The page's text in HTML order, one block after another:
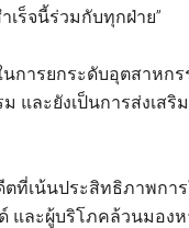
เร็จนี้ร่วมกับทุกฝ่าย”
การยกระดับอุตสาห
และยังเป็นการส่งเส
เน้นประสิทธิภาพการ
และผู้บริโภคล้วนมอง